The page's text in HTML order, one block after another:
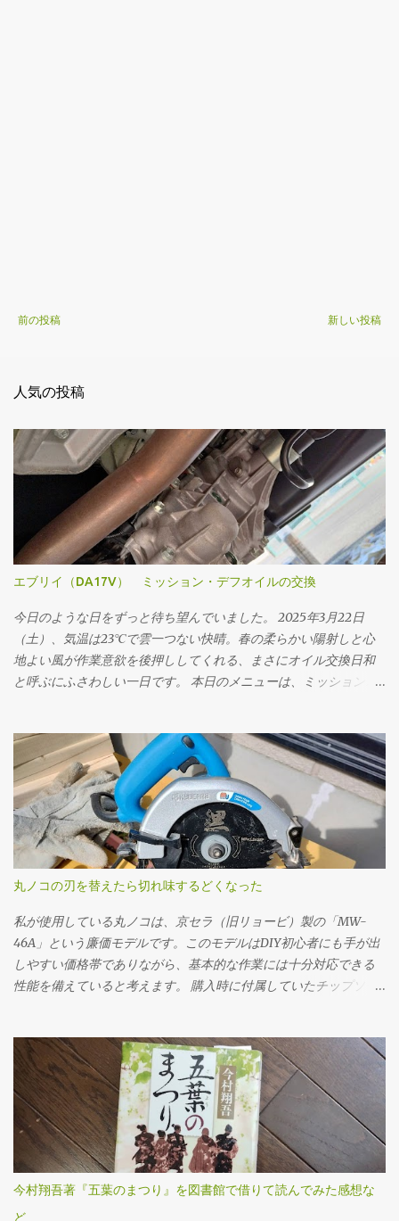
新しい投稿
前の投稿
人気の投稿
エブリイ（DA17V） ミッション・デフオイルの交換
今日のような日をずっと待ち望んでいました。 2025年3月22日
（土）、気温は23℃で雲一つない快晴。春の柔らかい陽射しと心
地よい風が作業意欲を後押ししてくれる、まさにオイル交換日和
と呼ぶにふさわしい一日です。 本日のメニューは、ミッションオ
グの改善はもちろん、長く付き合っていくためのメンテナンスと
しても重要な作業です。 まず取りかかったのはミッションオイル
の交換。 工具は10mmのドレンプラグソケットを使用。手順とし
ては、フィラープラグ → ドレンプラグ の順に外していきます。こ
れは必ず守るべき基本です。先にフィラープラグをはずさない
と、ドレンだけ抜いてしまった後でオイルを入れられない、クル
マを動かすことができないというトラブルになりかねません。 フ
ィラープラグを緩めるには、思いのほか力が必要でした。固着し
ていたのか、レンチに体重をかけるようにしてようやく回るとい
う状態でした。じっくり慎重にトルクをかけていきました。クル
マの下に潜っての作業なので、なかなか思うように力を入れられ
ません。 ドレンプラグの磁石にはかなりの鉄粉が付いてました
す。自転車用に買ったトルクレンチを久しぶりに使ってみまし
た。 ここ（フィラーも）は液体ガスケットを塗布する必要があり
ます。 このホルツの液体ガスケットを買いましたが、液体ガスケ
ット自体、初めて使用です。適当に指で付けました。 オイルの注
入は、この400ccオイル差しを使いました。注入口を火で炙って曲
げてあります。 エブリイ（MT/4WD）のミッションオイルは2.6ℓ
なので、ここにオイルを7回入れないといけません。とても面倒で
した。やはり灯油を入れるポンプなど、他の方法を考えた方が良
さそうです。 ミッションオイルは、スズキの指定オイルを使いま
丸ノコの刃を替えたら切れ味するどくなった
私が使用している丸ノコは、京セラ（旧リョービ）製の「MW-
46A」という廉価モデルです。このモデルはDIY初心者にも手が出
しやすい価格帯でありながら、基本的な作業には十分対応できる
性能を備えていると考えます。 購入時に付属していたチップソー
も多少ささくれが残るものの、DIYレベルであれば許容範囲だろう
と感じていたのです。 ところが、使用を重ねるうちに、私は重大
なミスを経験することになります。特に初期の頃は、安全対策や
正しい使用方法に対する理解が浅く、いわゆる「キックバック
（材料や刃が跳ね返る現象）」を複数回起こしてしまいました。
丸ノコ本体が突然自分の方へ飛び出したり、切断中の木材がもの
すごい勢いで前方に吹き飛ぶなど、とても危険で恐ろしい思いを
しました。この経験がトラウマとなり、一時期は丸ノコの使用自
今村翔吾著『五葉のまつり』を図書館で借りて読んでみた感想な
ど